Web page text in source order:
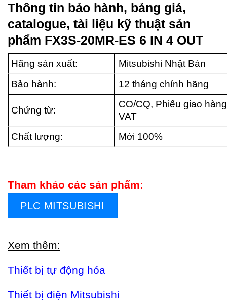
Thông tin bảo hành, bảng giá,
catalogue, tài liệu kỹ thuật sản
phẩm FX3S-20MR-ES 6 IN 4 OUT
Hãng sản xuất:
Mitsubishi Nhật Bản
Bảo hành:
12 tháng chính hãng
Chứng từ:
CO/CQ, Phiếu giao
VAT
Chất lượng:
Mới 100%
Tham khảo các sản phẩm:
PLC MITSUBISHI
Xem thêm:
Thiết bị tự động hóa
Thiết bị điện Mitsubishi